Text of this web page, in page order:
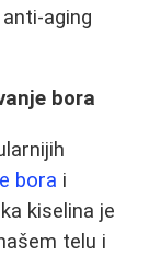
aging
bora
bora i
kiselina je
telu i